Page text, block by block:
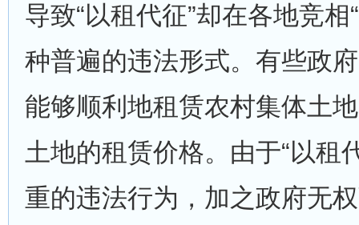
导致“以租代征”却在各地竞相
种普遍的违法形式。有些政
能够顺利地租赁农村集体土
土地的租赁价格。由于“以租
重的违法行为，加之政府无